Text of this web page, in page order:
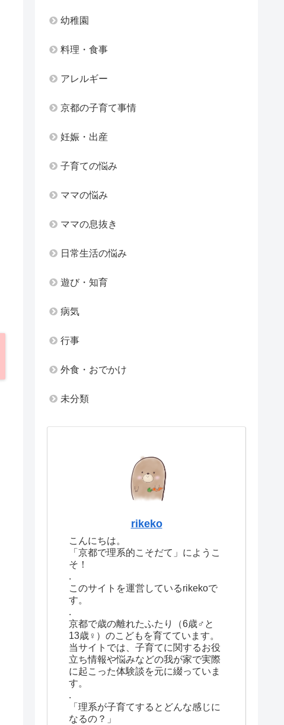
幼稚園
料理・食事
アレルギー
京都の子育て事情
妊娠・出産
子育ての悩み
ママの悩み
ママの息抜き
日常生活の悩み
遊び・知育
病気
行事
外食・おでかけ
未分類
rikeko
こんにちは。
「京都で理系的こそだて」にようこ
そ！
.
このサイトを運営しているrikekoで
す。
.
京都で歳の離れたふたり（6歳♂と
13歳♀）のこどもを育てています。
当サイトでは、子育てに関するお役
立ち情報や悩みなどの我が家で実際
に起こった体験談を元に綴っていま
す。
.
「理系が子育てするとどんな感じに
なるの？」